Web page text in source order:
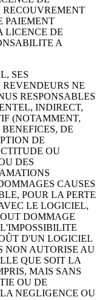
RECOUVREMENT
PAIEMENT
LICENCE DE
A
SES
REVENDEURS NE
RESPONSABLES
INDIRECT,
(NOTAMMENT,
DE
DE
OU
DES
CAUSES
POUR LA PERTE
LE LOGICIEL,
DOMMAGE
D'UN LOGICIEL
NON AUTORISE AU
QUE SOIT LA
MAIS SANS
OU DE
NEGLIGENCE OU